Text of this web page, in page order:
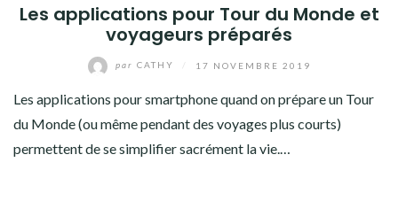
Les applications pour Tour du Monde et
voyageurs préparés
par CATHY 17 NOVEMBRE 2019
Les applications pour smartphone quand on prépare un Tour
du Monde (ou même pendant des voyages plus courts)
permettent de se simplifier sacrément la vie.…